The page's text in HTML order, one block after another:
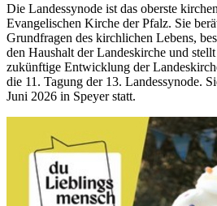
Die Landessynode ist das oberste
Evangelischen Kirche der Pfalz. Sie
Grundfragen des kirchlichen Lebens,
den Haushalt der Landeskirche und
zukünftige Entwicklung der
die 11. Tagung der 13. Landessynode.
Juni 2026 in Speyer statt.